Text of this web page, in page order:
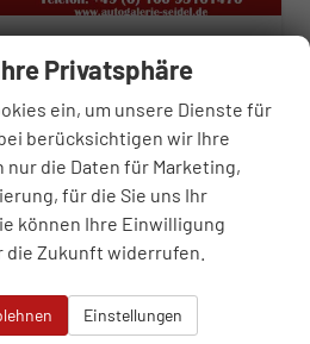
Getriebe Automatik
Außenfarbe Puregrey
Kilometerstand 10 km
6,70 l/100km
Privatsphäre
ein, um unsere Dienste für
berücksichtigen wir Ihre
die Daten für Marketing,
für die Sie uns Ihr
können Ihre Einwilligung
Zukunft widerrufen.
Einstellungen